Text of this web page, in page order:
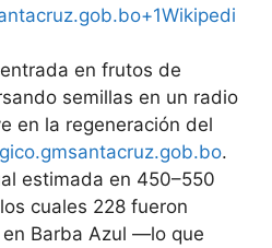
en frutos de
semillas en un radio
en la regeneración del
.
estimada en 450–550
cuales 228 fueron
Barba Azul —lo que